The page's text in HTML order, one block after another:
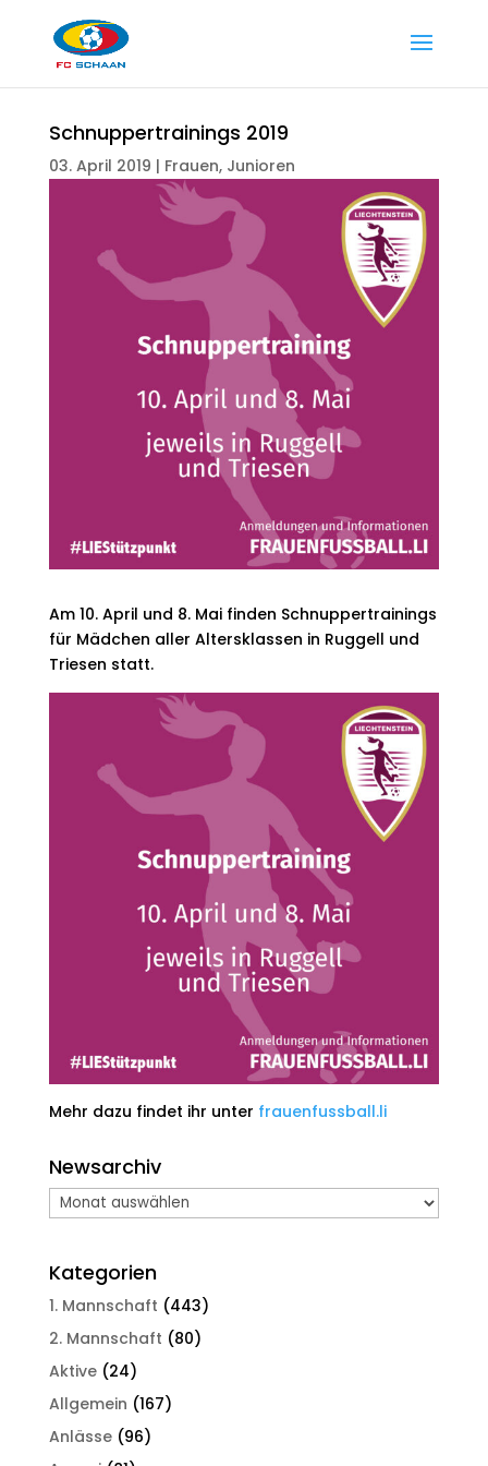
Schnuppertrainings 2019
03. April 2019 | Frauen, Junioren
Am 10. April und 8. Mai finden Schnuppertrainings
für Mädchen aller Altersklassen in Ruggell und
Triesen statt.
Mehr dazu findet ihr unter frauenfussball.li
Newsarchiv
Newsarchiv
Kategorien
1. Mannschaft (443)
2. Mannschaft (80)
Aktive(24)
Allgemein (167)
Anlässe(96)